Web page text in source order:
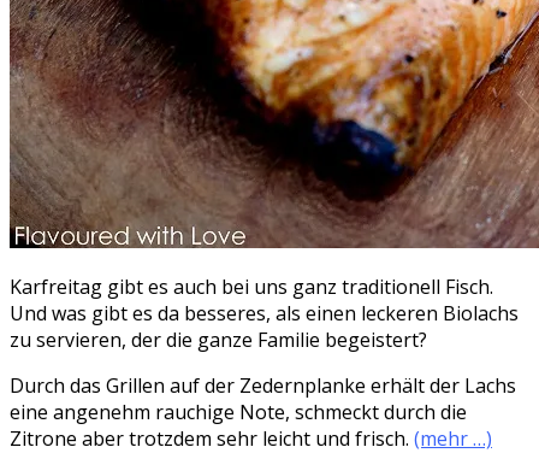
Karfreitag gibt es auch bei uns ganz traditionell Fisch.
Und was gibt es da besseres, als einen leckeren Biolachs
zu servieren, der die ganze Familie begeistert?
Durch das Grillen auf der Zedernplanke erhält der Lachs
eine angenehm rauchige Note, schmeckt durch die
Zitrone aber trotzdem sehr leicht und frisch. (mehr …)